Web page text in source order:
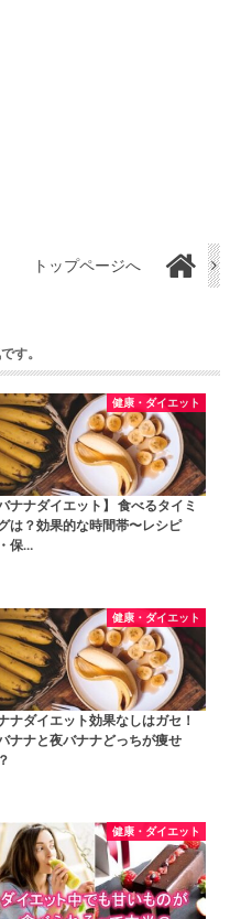
トップページへ
す。
健康・ダイエット
バナナダイエット】 食べるタイミ
は？効果的な時間帯〜レシピ
保…
健康・ダイエット
ナダイエット効果なしはガセ！
ナナと夜バナナどっちが痩せ
健康・ダイエット